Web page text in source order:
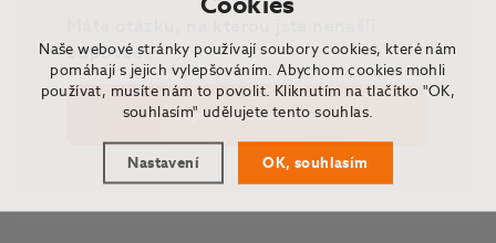
odpověď?
Zeptat se odborníka
Naše webové stránky používají soubory cookies, které nám
pomáhají s jejich vylepšováním. Abychom cookies mohli
používat, musíte nám to povolit. Kliknutím na tlačítko "OK,
souhlasím" udělujete tento souhlas.
Nastavení OK, souhlasím